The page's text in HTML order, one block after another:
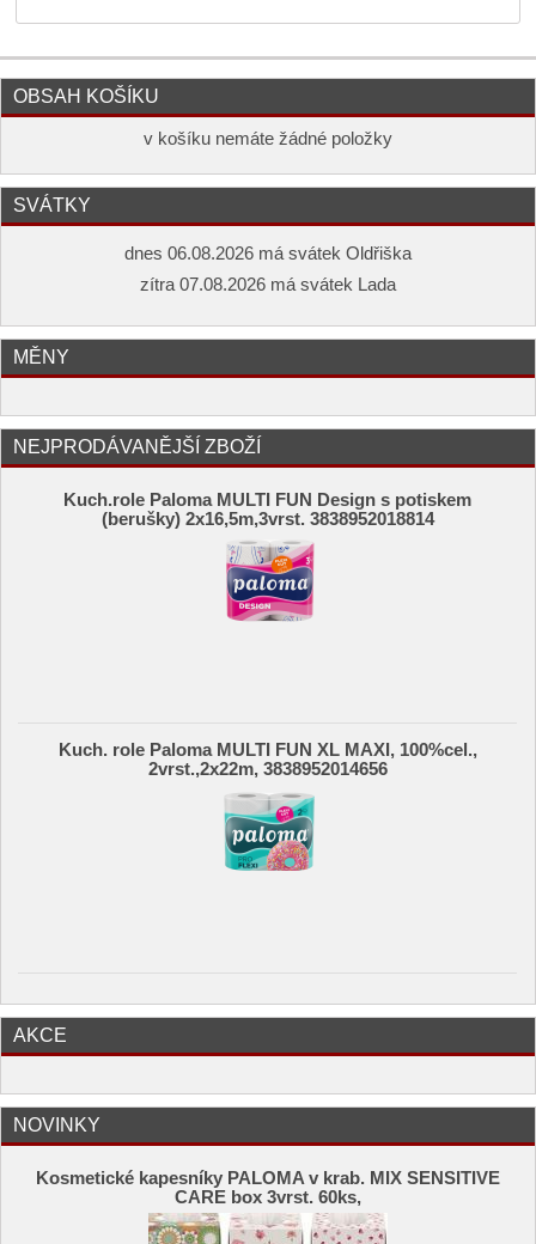
OBSAH KOŠÍKU
v košíku nemáte žádné položky
SVÁTKY
dnes 06.08.2026 má svátek Oldřiška
zítra 07.08.2026 má svátek Lada
MĚNY
NEJPRODÁVANĚJŠÍ ZBOŽÍ
Kuch.role Paloma MULTI FUN Design s potiskem
(berušky) 2x16,5m,3vrst. 3838952018814
Kuch. role Paloma MULTI FUN XL MAXI, 100%cel.,
2vrst.,2x22m, 3838952014656
AKCE
NOVINKY
Kosmetické kapesníky PALOMA v krab. MIX SENSITIVE
CARE box 3vrst. 60ks,